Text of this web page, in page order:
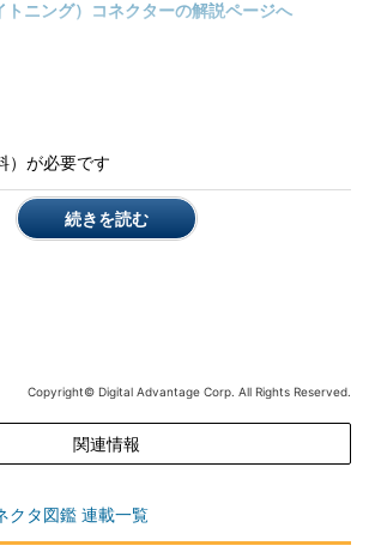
ニング）コネクターの解説ページへ
）が必要です
続きを読む
Copyright© Digital Advantage Corp. All Rights Reserved.
関連情報
クタ図鑑 連載一覧